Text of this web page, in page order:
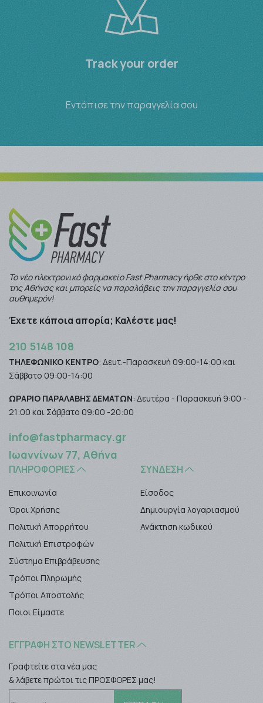
Track your order
Εντόπισε την παραγγελία σου
Το νέο ηλεκτρονικό φαρμακείο Fast Pharmacy ήρθε στο κέντρο
της Αθήνας και μπορείς να παραλάβεις την παραγγελία σου
αυθημερόν!
Έχετε κάποια απορία; Καλέστε μας!
210 5148 108
ΤΗΛΕΦΩΝΙΚΟ ΚΕΝΤΡΟ: Δευτ.-Παρασκευή 09:00-14:00 και
Σάββατο 09:00-14:00
ΩΡΑΡΙΟ ΠΑΡΑΛΑΒΗΣ ΔΕΜΑΤΩΝ: Δευτέρα - Παρασκευή 9:00 -
21:00 και Σάββατο 09:00 -20:00
info@fastpharmacy.gr
Ιωαννίνων 77, Αθήνα
ΠΛΗΡΟΦΟΡΊΕΣ
Επικοινωνία
Όροι Χρήσης
Πολιτική Απορρήτου
Πολιτική Επιστροφών
Σύστημα Επιβράβευσης
Τρόποι Πληρωμής
Τρόποι Αποστολής
Ποιοι Είμαστε
ΣΎΝΔΕΣΗ
Είσοδος
Δημιουργία λογαριασμού
Ανάκτηση κωδικού
ΕΓΓΡΑΦΉ ΣΤΟ NEWSLETTER
Γραφτείτε στα νέα μας
& λάβετε πρώτοι τις ΠΡΟΣΦΟΡΕΣ μας!